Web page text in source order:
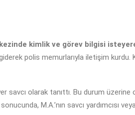
kimlik ve görev bilgisi
polis memurlarıyla iletişim
savcı olarak tanıttı. Bu durum üzerine
M.A.’nın savcı yardımcısı